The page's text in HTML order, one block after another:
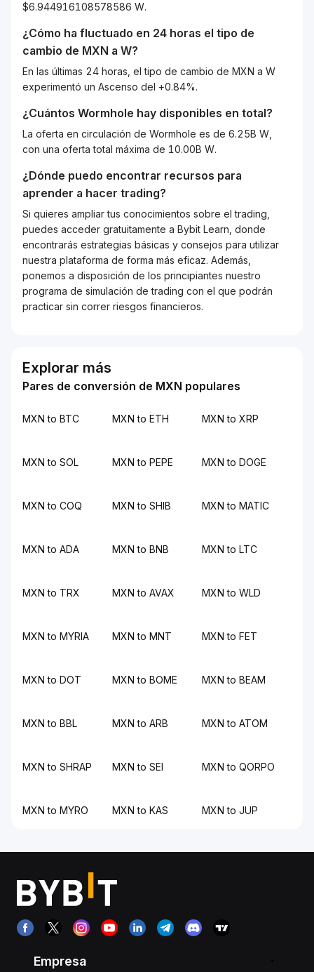
$6.944916108578586 W.
¿Cómo ha fluctuado en 24 horas el tipo de
cambio de MXN a W?
En las últimas 24 horas, el tipo de cambio de MXN a W
experimentó un Ascenso del +0.84%.
¿Cuántos Wormhole hay disponibles en total?
La oferta en circulación de Wormhole es de 6.25B W,
con una oferta total máxima de 10.00B W.
¿Dónde puedo encontrar recursos para
aprender a hacer trading?
Si quieres ampliar tus conocimientos sobre el trading,
puedes acceder gratuitamente a Bybit Learn, donde
encontrarás estrategias básicas y consejos para utilizar
nuestra plataforma de forma más eficaz. Además,
ponemos a disposición de los principiantes nuestro
programa de simulación de trading con el que podrán
practicar sin correr riesgos financieros.
Explorar más
Pares de conversión de MXN populares
MXN to BTC MXN to ETH MXN to XRP
MXN to SOL MXN to PEPE MXN to DOGE
MXN to COQ MXN to SHIB MXN to MATIC
MXN to ADA MXN to BNB MXN to LTC
MXN to TRX MXN to AVAX MXN to WLD
MXN to MYRIA MXN to MNT MXN to FET
MXN to DOT MXN to BOME MXN to BEAM
MXN to BBL MXN to ARB MXN to ATOM
MXN to SHRAP MXN to SEI MXN to QORPO
MXN to MYRO MXN to KAS MXN to JUP
Empresa